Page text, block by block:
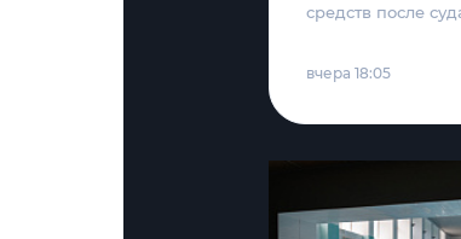
средств после
вчера 18:05